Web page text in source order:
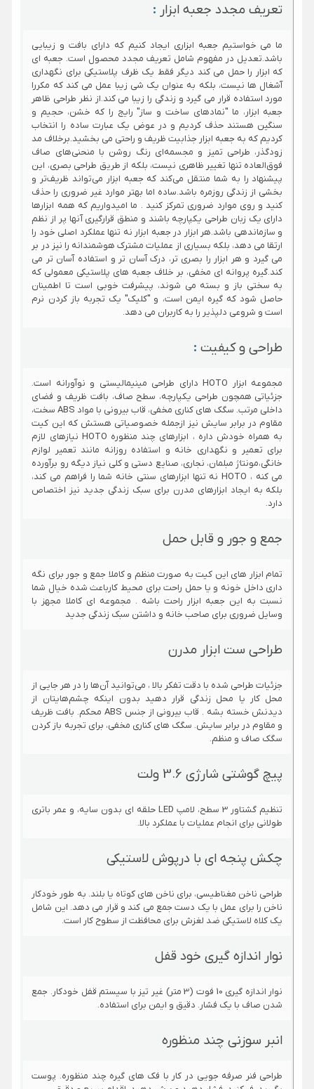
کیلوگرم
کیلوگرم
سایر ویژگی ها
طراحی زیبا
و مدرن -
بدنه از
رنگ فلز
مات و
ساختار
مته از
ABS+PC
مستحکم -
دسته
ساخته
شده از
مواد TPU
است تا به
خوبی در
دست قرار
گیرد و از
لیز خوردن
جلو گیری
DOT 2022
پیچ
گوشتی
شارژی
همراه با
نور با 3
تنظیم
گشتاور 4
نیوتن متر،
6 نیوتن
متر، 8
نیوتن متر
- برنده
جایزه RED
DOT 2022
دریل با
یکبار شارژ
می تواند
550 سوراخ
ایجاد کند
موتور
دریل
سرعت 1400
دور در
دقیقه و
گشتاور
حداکثر 30
نیتون متر
4 مته
فلزکاری و 4
مته نجاری
مجهز به
نمایشگر
میانگین قیمت 2.100.000
3.100.000
6.900.000
تعریف مجدد جعبه ابزار :
ما می خواستیم جعبه ابزاری ایجاد کنیم که دارای بافت و زیبایی
باشد.تعدیل در مفهوم شامل تعریف مجدد محصول است. جعبه ای
که ابزار را حمل می کند دیگر فقط یک ظرف پلاستیکی برای نگهداری
آشغال ها نیست، بلکه به عنوان یک شی زیبا عمل می کند که مکررا
مورد استفاده قرار می گیرد و زندگی را زیبا می کند.از نظر طراحی ظاهر
جعبه ابزار، ما "نمادهای ساخت و ساز" رایج را که خشن، حجیم و
سنگین هستند حذف کردیم و در عوض یک عبارت ساده را انتخاب
کردیم که به جعبه ابزار جذابیت ظریف و راحتی می بخشید.برخلاف مد
زودگذر، طراحی تمیز و مجسمه‌ای رنگ روشن با منحنی‌های صاف
فوق‌العاده تنها تغییر ظاهری نیست، بلکه از طریق طراحی بصری، این
پیشنهاد را به شما منتقل می‌کند که جعبه ابزار می‌تواند ظریف‌تر و
بخشی از زندگی روزمره باشد.ساده اما بهتر موارد غیر ضروری را حذف
کنید و روی موارد ضروری تمرکز کنید . ما امیدواریم که همه ابزارها
دارای یک زبان طراحی یکپارچه باشند و منطق قرارگیری آنها پر از نظم
و سازماندهی باشد.هر ابزار در جعبه ابزار نه تنها عملکرد اصلی خود را
ارتقا می دهد، بلکه بسیاری از عملیات مشترک هوشمندانه را نیز در بر
می گیرد و هر ابزار را بصری تر، درک آسان تر و استفاده آسان تر می
کند.گیره پروانه ای مخفی، بر خلاف جعبه های پلاستیکی معمولی که
به سختی باز و بسته می شوند، پیشرفت خوبی است تا اطمینان
حاصل شود که گیره ایمن است، و "کلیک" یک تجربه باز کردن نرم
است و شروعی دلپذیر را به کاربران می دهد.
طراحی و کیفیت :
مجموعه ابزار HOTO دارای طراحی مینیمالیستی و نوآورانه است.
جزئیاتی همچون طراحی یکپارچه، سطح صاف، بافت ظریف و فضای
داخلی مرتب. سگک های کناری مخفی، قاب بیرونی با مواد ABS سخت،
مقاوم در برابر سایش نیز ازجمله خصوصیاتی هستش که این کیت
به همراه خودش داره ، ابزارهای چند منظوره HOTO نیازهای لازم
برای تعمیر و نگهداری خانه و استفاده روزانه مانند تعمیر لوازم
خانگی،مونتاژ مبلمان، نجاری، صنایع دستی و کلی نیاز دیگه رو برآورده
می کنه ، HOTO نه تنها ابزارهای سنتی خانه شما را فراهم می کند،
بلکه به ایجاد ابزارهای مدرن برای سبک زندگی جدید نیز اختصاص
دارد.
جمع و جور و قابل حمل
تمام ابزار های این کیت به صورت منظم و کاملا جمع و جور برای نگه
داری داخل خونه و یا حمل راحت برای محیط کارباعث شده خیال شما
نسبت به این جعبه ابزار راحت باشه . مجموعه ای کاملا مجهز با
وسایل ضروری برای صاحب خانه و داشتن سبک زندگی جدید
طراحی ست ابزار مدرن
جزئیات طراحی شده با دقت تفکر بالا ، می‌توانید آن‌ها را در هر جایی از
محل کار یا محل زندگی قرار دهید بدون اینکه چشم‌هایتان از
دیدنش خسته بشه . قاب بیرونی از جنس ABS محکم. بافت ظریف
و مقاوم در برابر سایش. سگک های کناری مخفی، برای تجربه باز کردن
سگک صاف و منظم.
پیچ گوشتی شارژی 3.6 ولت
تنظیم گشتاور 3 سطح، لامپ LED حلقه ای بدون سایه، و عمر باتری
طولانی برای انجام عملیات با عملکرد بالا.
چکش پنجه ای با درپوش لاستیکی
طراحی ناخن مغناطیسی، برای ناخن های کوتاه یا بلند. به طور خودکار
ناخن را برای عمل با یک دست جمع می کند و قرار می دهد. این شامل
یک کلاه لاستیکی ضد لغزش برای محافظت از سطوح کار است.
نوار اندازه گیری خود قفل
نوار اندازه گیری 10 فوت (3 متر) غیر تیز با سیستم قفل خودکار. جمع
شدن صاف با یک فشار. دقیق و ایمن برای استفاده.
انبر سوزنی چند منظوره
طراحی فنر صرفه جویی در کار با فک های گیره چند منظوره. پوست